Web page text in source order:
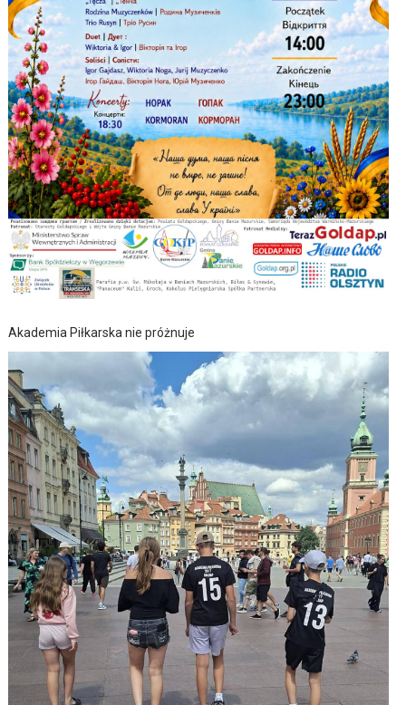
Akademia Piłkarska nie próżnuje